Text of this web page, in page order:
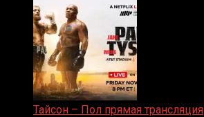
Тайсон – Пол прямая трансляция